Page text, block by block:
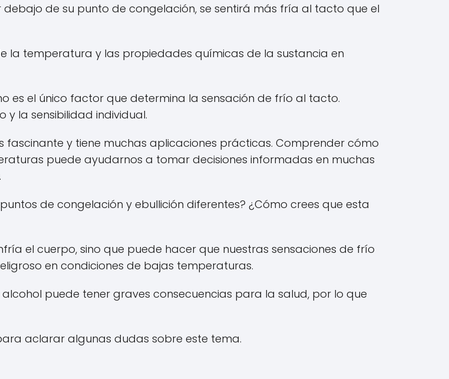
de su punto de congelación, se sentirá más fría al tacto que el
la temperatura y las propiedades químicas de la sustancia en
es el único factor que determina la sensación de frío al tacto.
y la sensibilidad individual.
fascinante y tiene muchas aplicaciones prácticas. Comprender cómo
puede ayudarnos a tomar decisiones informadas en muchas
de congelación y ebullición diferentes? ¿Cómo crees que esta
el cuerpo, sino que puede hacer que nuestras sensaciones de frío
en condiciones de bajas temperaturas.
puede tener graves consecuencias para la salud, por lo que
aclarar algunas dudas sobre este tema.